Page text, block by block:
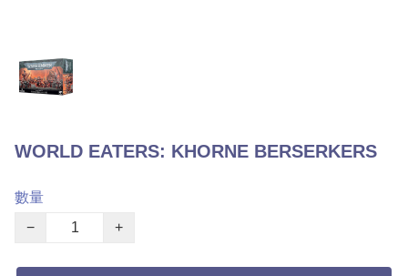
WORLD EATERS: KHORNE BERSERKERS
數量
−
+